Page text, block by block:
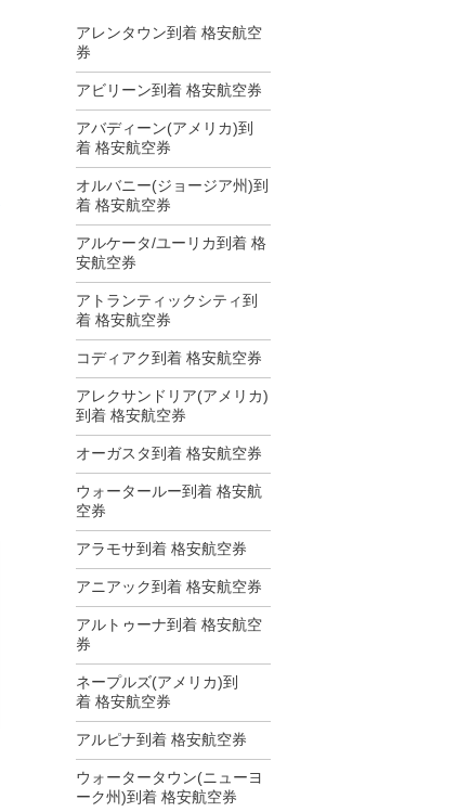
アレンタウン到着 格安航空
券
アビリーン到着 格安航空券
アバディーン(アメリカ)到
着 格安航空券
オルバニー(ジョージア州)到
着 格安航空券
アルケータ/ユーリカ到着 格
安航空券
アトランティックシティ到
着 格安航空券
コディアク到着 格安航空券
アレクサンドリア(アメリカ)
到着 格安航空券
オーガスタ到着 格安航空券
ウォータールー到着 格安航
空券
アラモサ到着 格安航空券
アニアック到着 格安航空券
アルトゥーナ到着 格安航空
券
ネープルズ(アメリカ)到
着 格安航空券
アルピナ到着 格安航空券
ウォータータウン(ニューヨ
ーク州)到着 格安航空券